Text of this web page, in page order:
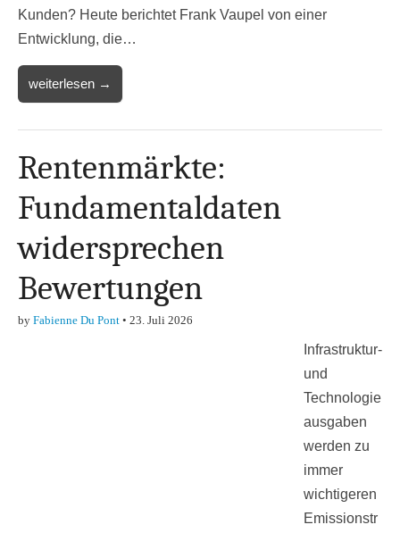
Kunden? Heute berichtet Frank Vaupel von einer
Entwicklung, die…
weiterlesen →
Rentenmärkte:
Fundamentaldaten
widersprechen
Bewertungen
by Fabienne Du Pont • 23. Juli 2026
Infrastruktur-
und
Technologie
ausgaben
werden zu
immer
wichtigeren
Emissionstr